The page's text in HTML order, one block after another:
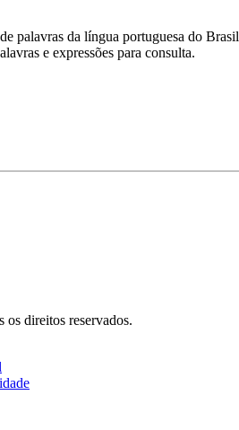
palavras da língua portuguesa do Brasil
e expressões para consulta.
direitos reservados.